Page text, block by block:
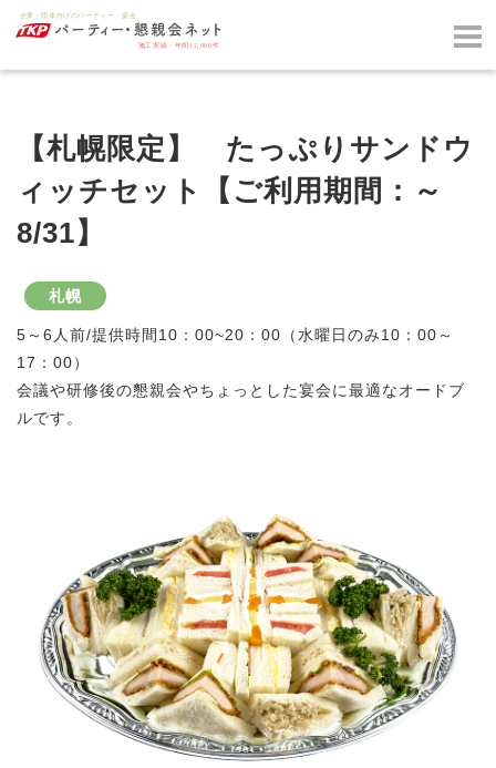
【札幌限定】 たっぷりサンドウ
ィッチセット【ご利用期間：～
8/31】
札幌
5～6人前/提供時間10：00~20：00（水曜日のみ10：00～
17：00）
会議や研修後の懇親会やちょっとした宴会に最適なオードブ
ルです。